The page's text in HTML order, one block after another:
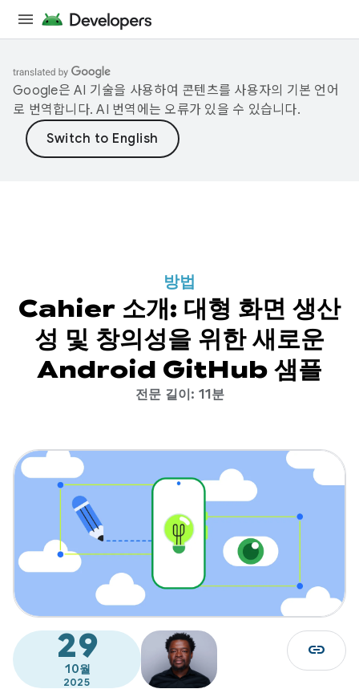
Google은 AI 기술을 사용하여 콘텐츠를 사용자의 기본 언어
로 번역합니다. AI 번역에는 오류가 있을 수 있습니다.
방법
Cahier 소개: 대형 화면 생산
성 및 창의성을 위한 새로운
Android GitHub 샘플
전문 길이: 11분
29
10월
2025
link